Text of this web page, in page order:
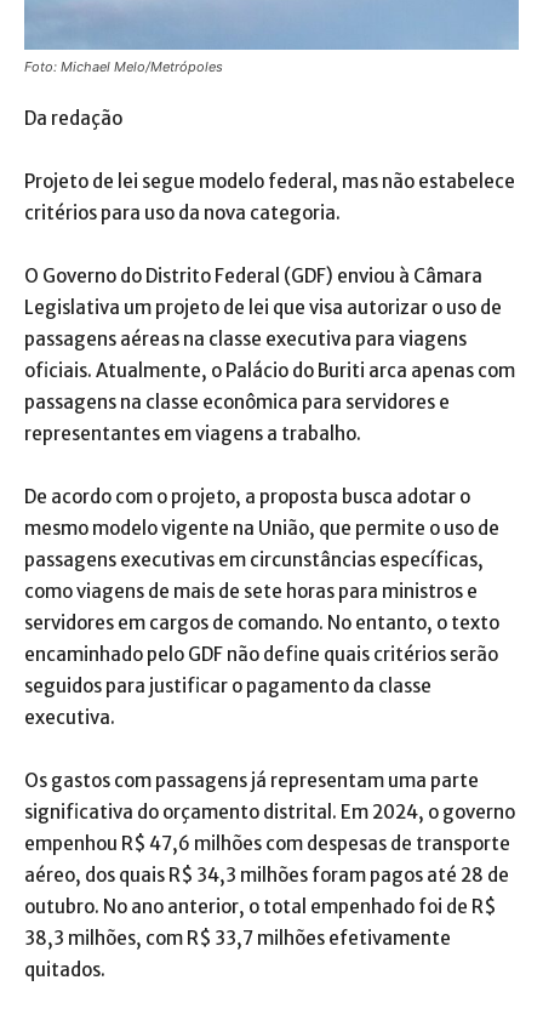
Foto: Michael Melo/Metrópoles
Da redação
Projeto de lei segue modelo federal, mas não estabelece
critérios para uso da nova categoria.
O Governo do Distrito Federal (GDF) enviou à Câmara
Legislativa um projeto de lei que visa autorizar o uso de
passagens aéreas na classe executiva para viagens
oficiais. Atualmente, o Palácio do Buriti arca apenas com
passagens na classe econômica para servidores e
representantes em viagens a trabalho.
De acordo com o projeto, a proposta busca adotar o
mesmo modelo vigente na União, que permite o uso de
passagens executivas em circunstâncias específicas,
como viagens de mais de sete horas para ministros e
servidores em cargos de comando. No entanto, o texto
encaminhado pelo GDF não define quais critérios serão
seguidos para justificar o pagamento da classe
executiva.
Os gastos com passagens já representam uma parte
significativa do orçamento distrital. Em 2024, o governo
empenhou R$ 47,6 milhões com despesas de transporte
aéreo, dos quais R$ 34,3 milhões foram pagos até 28 de
outubro. No ano anterior, o total empenhado foi de R$
38,3 milhões, com R$ 33,7 milhões efetivamente
quitados.